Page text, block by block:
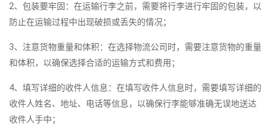
2、包装要牢固：在运输行李之前，需要将行李进行牢固的包装，以
防止在运输过程中出现破损或丢失的情况；
3、注意货物重量和体积：在选择物流公司时，需要注意货物的重量
和体积，以确保选择合适的运输方式和费用；
4、填写详细的收件人信息：在填写收件人信息时，需要填写详细的
收件人姓名、地址、电话等信息，以确保行李能够准确无误地送达
收件人手中；